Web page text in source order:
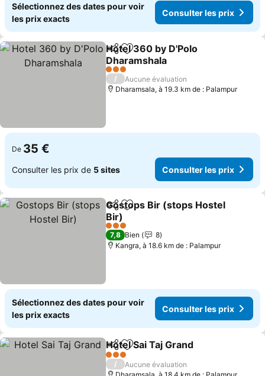
Sélectionnez des dates pour voir
les prix exacts
Consulter les prix
PartagerAjouter à mes favoris
Hotel 360 by D'Polo
Dharamshala
Consulter les prix
3 Étoiles
/
Aucune évaluation
Dharamsala, à 19.3 km de : Palampur
De 35 €
Consulter les prix de 5 sites Consulter les prix
PartagerAjouter à mes favoris
Gostops Bir (stops Hostel
Bir)
Consulter les prix
3 Étoiles
7,8 Bien
8
Kangra, à 18.6 km de : Palampur
Sélectionnez des dates pour voir
les prix exacts
Consulter les prix
PartagerAjouter à mes favoris
Hotel Sai Taj Grand
3 Étoiles
/
Aucune évaluation